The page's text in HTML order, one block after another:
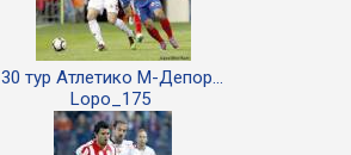
30 тур Атлетико М-Депор...
Lopo_175